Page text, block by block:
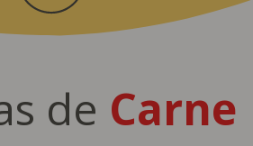
de Carne